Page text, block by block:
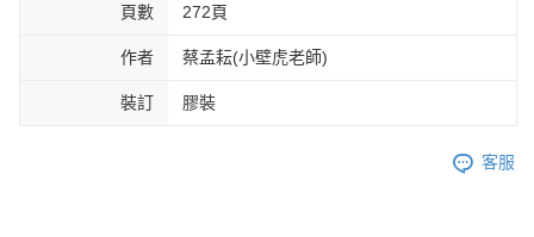
頁數 272頁
作者 蔡孟耘(小壁虎老師)
裝訂 膠裝
客服